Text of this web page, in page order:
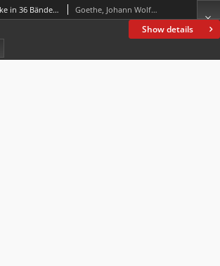
Show details
Goethes sämtliche Werke in 36 Bänden. Bd. 4 Goethe, Johann Wolfgang von (1749-1832)